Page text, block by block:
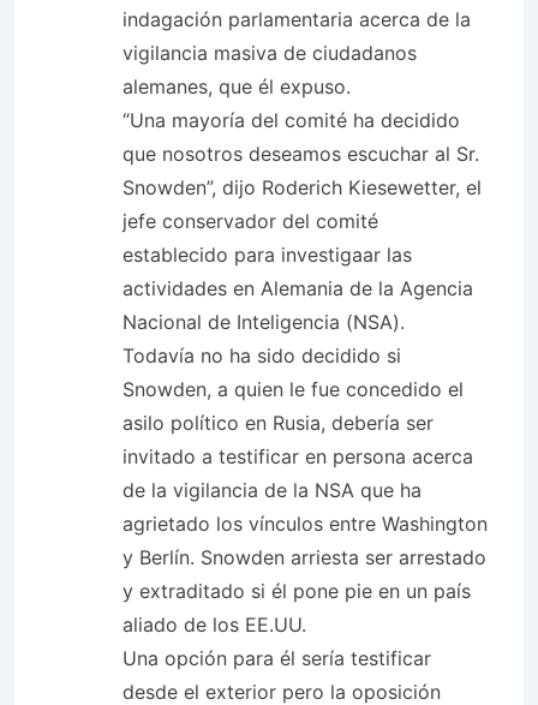
indagación parlamentaria acerca de la
vigilancia masiva de ciudadanos
alemanes, que él expuso.
“Una mayoría del comité ha decidido
que nosotros deseamos escuchar al Sr.
Snowden”, dijo Roderich Kiesewetter, el
jefe conservador del comité
establecido para investigaar las
actividades en Alemania de la Agencia
Nacional de Inteligencia (NSA).
Todavía no ha sido decidido si
Snowden, a quien le fue concedido el
asilo político en Rusia, debería ser
invitado a testificar en persona acerca
de la vigilancia de la NSA que ha
agrietado los vínculos entre Washington
y Berlín. Snowden arriesta ser arrestado
y extraditado si él pone pie en un país
aliado de los EE.UU.
Una opción para él sería testificar
desde el exterior pero la oposición